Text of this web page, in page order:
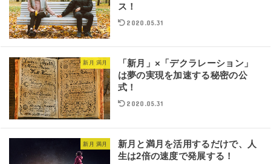
ス！
2020.05.31
新月 満月
「新月」×「デクラレーション」
は夢の実現を加速する秘密の公
式！
2020.05.31
新月 満月
新月と満月を活用するだけで、人
生は2倍の速度で発展する！